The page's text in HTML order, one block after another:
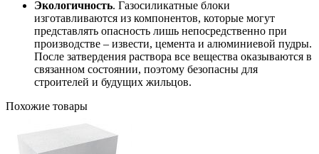
Экологичность. Газосиликатные блоки
изготавливаются из компонентов, которые могут
представлять опасность лишь непосредственно при
производстве – извести, цемента и алюминиевой пудры.
После затвердения раствора все вещества оказываются в
связанном состоянии, поэтому безопасны для
строителей и будущих жильцов.
Похожие товары